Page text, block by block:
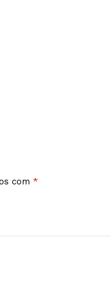
com *